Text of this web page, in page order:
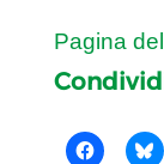
Pagina